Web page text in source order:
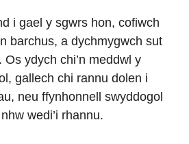
i gael y sgwrs hon, cofiwch
barchus, a dychmygwch sut
Os ydych chi’n meddwl y
gallech chi rannu dolen i
neu ffynhonnell swyddogol
wedi’i rhannu.